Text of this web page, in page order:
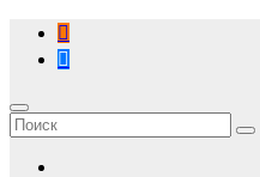
Перейти
содержимому